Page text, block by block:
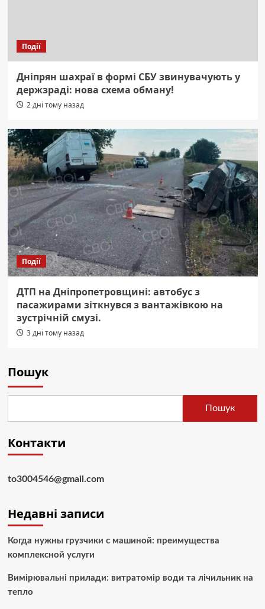
Події
Дніпрян шахраї в формі СБУ звинувачують у
держзраді: нова схема обману!
2 дні тому назад
Події
ДТП на Дніпропетровщині: автобус з
пасажирами зіткнувся з вантажівкою на
зустрічній смузі.
3 дні тому назад
Пошук
Пошук
Контакти
to3004546@gmail.com
Недавні записи
Когда нужны грузчики с машиной: преимущества
комплексной услуги
Вимірювальні прилади: витратомір води та лічильник на
тепло